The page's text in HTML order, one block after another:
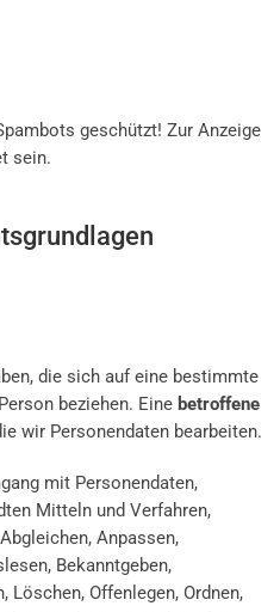
geschützt! Zur Anzeige
sein.
die sich auf eine bestimmte
beziehen. Eine betroffene
wir Personendaten bearbeiten.
mit Personendaten,
Mitteln und Verfahren,
Anpassen,
Bekanntgeben,
Löschen, Offenlegen, Ordnen,